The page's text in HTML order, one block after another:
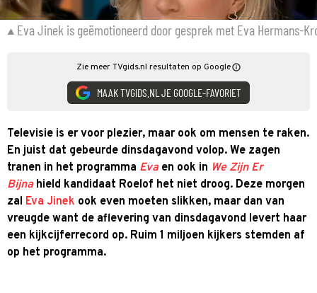
Eva Jinek is geëmotioneerd door gesprek met Eva Hermans-
Zie meer TVgids.nl resultaten op Google
MAAK TVGIDS.NL JE GOOGLE-FAVORIET
Televisie is er voor plezier, maar ook om mensen te raken.
En juist dat gebeurde dinsdagavond volop. We zagen
tranen in het programma Eva en ook in We Zijn Er
Bijnahield kandidaat Roelof het niet droog. Deze morgen
zal Eva Jinek ook even moeten slikken, maar dan van
vreugde want de aflevering van dinsdagavond levert haar
een kijkcijferrecord op. Ruim 1 miljoen kijkers stemden af
op het programma.